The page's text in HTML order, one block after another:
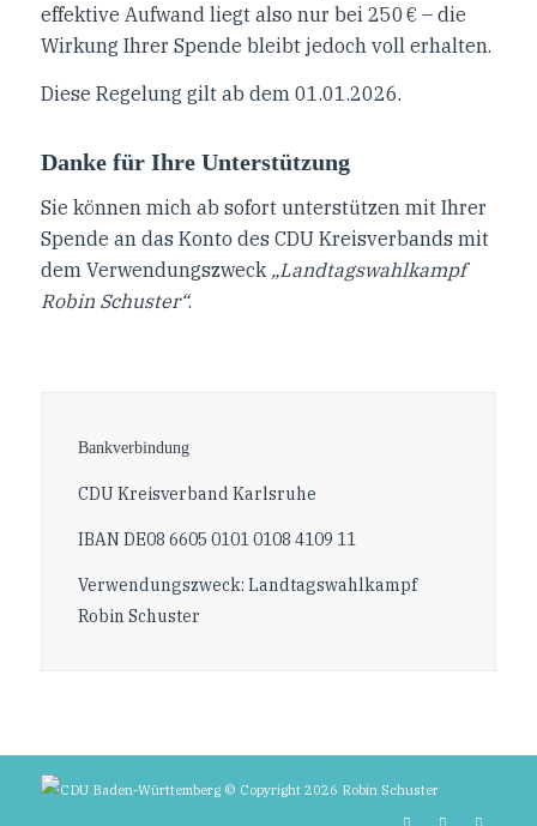
effektive Aufwand liegt also nur bei 250 € – die
Wirkung Ihrer Spende bleibt jedoch voll erhalten.
Diese Regelung gilt ab dem 01.01.2026.
Danke für Ihre Unterstützung
Sie können mich ab sofort unterstützen mit Ihrer
Spende an das Konto des CDU Kreisverbands mit
dem Verwendungszweck „Landtagswahlkampf
Robin Schuster“.
Bankverbindung
CDU Kreisverband Karlsruhe
IBAN DE08 6605 0101 0108 4109 11
Verwendungszweck: Landtagswahlkampf
Robin Schuster
© Copyright 2026 Robin Schuster